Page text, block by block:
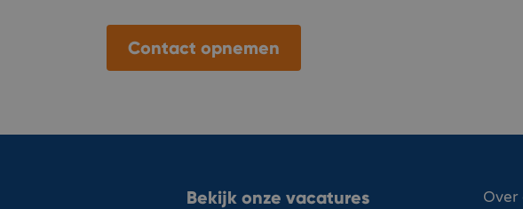
Contact opnemen
Bekijk onze vacatures Over